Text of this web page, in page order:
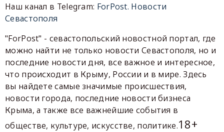
Наш канал в Telegram: ForPost. Новости
Севастополя
"ForPost" - севастопольский новостной портал, где
можно найти не только новости Севастополя, но и
последние новости дня, все важное и интересное,
что происходит в Крыму, России и в мире. Здесь
вы найдете самые значимые происшествия,
новости города, последние новости бизнеса
Крыма, а также все важнейшие события в
обществе, культуре, искусстве, политике.18+